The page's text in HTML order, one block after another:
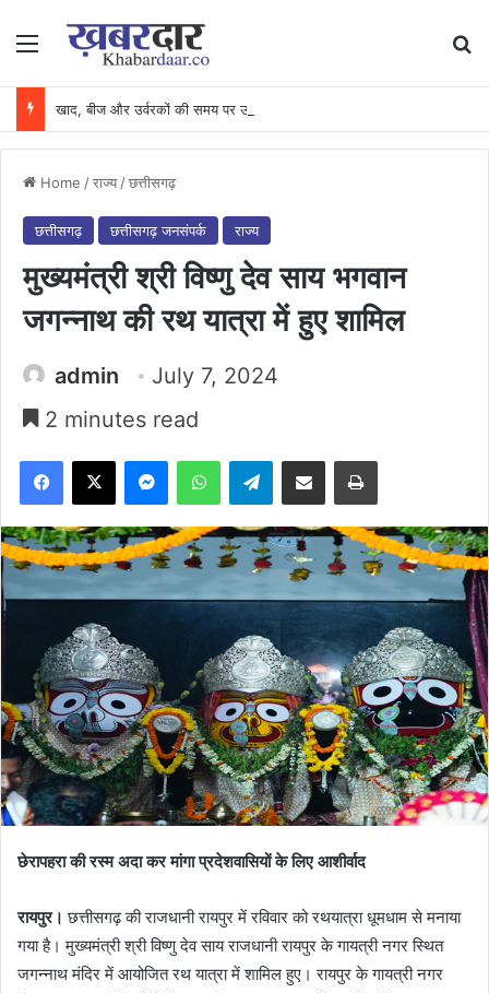
Menu
Home /राज्य /छत्तीसगढ़
छत्तीसगढ़ छत्तीसगढ़ जनसंपर्क राज्य
मुख्यमंत्री श्री विष्णु देव साय भगवान
जगन्नाथ की रथ यात्रा में हुए शामिल
admin
July 7, 2024
2 minutes read
Facebook
X MessengerWhatsAppTelegramShare via Email Print
छेरापहरा की रस्म अदा कर मांगा प्रदेशवासियों के लिए आशीर्वाद
रायपुर। छत्तीसगढ़ की राजधानी रायपुर में रविवार को रथयात्रा धूमधाम से मनाया
गया है। मुख्यमंत्री श्री विष्णु देव साय राजधानी रायपुर के गायत्री नगर स्थित
जगन्नाथ मंदिर में आयोजित रथ यात्रा में शामिल हुए। रायपुर के गायत्री नगर